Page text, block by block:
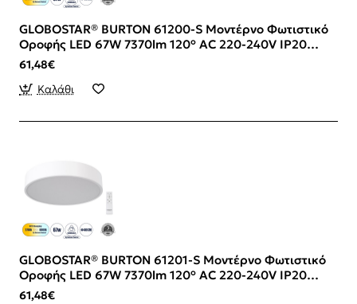
GLOBOSTAR® BURTON 61200-S Μοντέρνο Φωτιστικό
Οροφής LED 67W 7370lm 120° AC 220-240V IP20
Ρυθμιζόμενο Λευκό CCT με Χειριστήριο από 2700K
έως 6000K Dimmable - Lumileds SMD Chip - Μαύρο
Ματ - Μ40 x Π40 x Υ8cm - 3 Χρόνια Εγγύηση
61,48€
Καλάθι
GLOBOSTAR® BURTON 61201-S Μοντέρνο Φωτιστικό
Οροφής LED 67W 7370lm 120° AC 220-240V IP20
Ρυθμιζόμενο Λευκό CCT με Χειριστήριο από 2700K
61,48€